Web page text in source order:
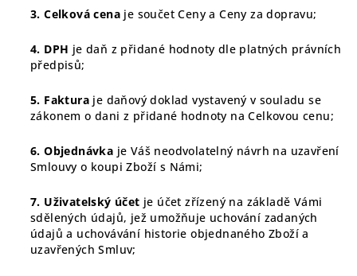
3. Celková cena je součet Ceny a Ceny za dopravu;
4. DPH je daň z přidané hodnoty dle platných právních
předpisů;
5. Faktura je daňový doklad vystavený v souladu se
zákonem o dani z přidané hodnoty na Celkovou cenu;
6. Objednávka je Váš neodvolatelný návrh na uzavření
Smlouvy o koupi Zboží s Námi;
7. Uživatelský účet je účet zřízený na základě Vámi
sdělených údajů, jež umožňuje uchování zadaných
údajů a uchovávání historie objednaného Zboží a
uzavřených Smluv;